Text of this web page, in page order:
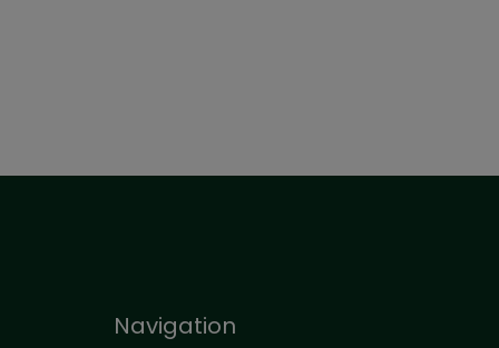
Navigation